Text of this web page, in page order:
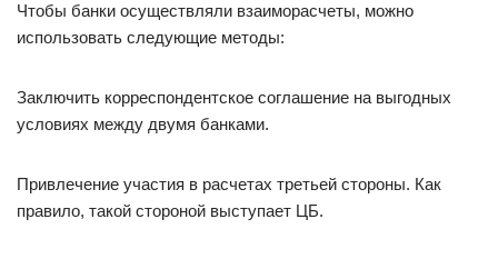
Чтобы банки осуществляли взаиморасчеты, можно
использовать следующие методы:
Заключить корреспондентское соглашение на выгодных
условиях между двумя банками.
Привлечение участия в расчетах третьей стороны. Как
правило, такой стороной выступает ЦБ.